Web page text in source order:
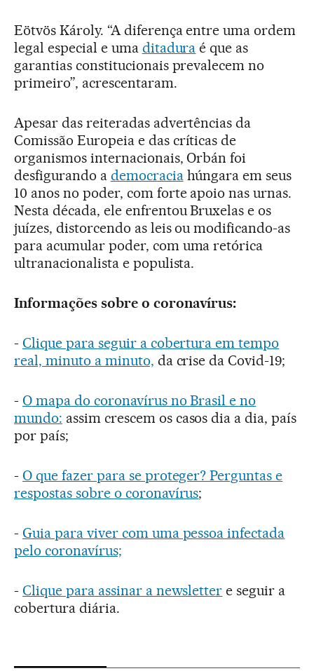
Eötvös Károly. “A diferença entre uma ordem
legal especial e uma ditadura é que as
garantias constitucionais prevalecem no
primeiro”, acrescentaram.
Apesar das reiteradas advertências da
Comissão Europeia e das críticas de
organismos internacionais, Orbán foi
desfigurando a democraciahúngara em seus
10 anos no poder, com forte apoio nas urnas.
Nesta década, ele enfrentou Bruxelas e os
juízes, distorcendo as leis ou modificando-as
para acumular poder, com uma retórica
ultranacionalista e populista.
Informações sobre o coronavírus:
- Clique para seguir a cobertura em tempo
real, minuto a minuto, da crise da Covid-19;
- O mapa do coronavírus no Brasil e no
mundo: assim crescem os casos dia a dia, país
por país;
- O que fazer para se proteger? Perguntas e
respostas sobre o coronavírus;
- Guia para viver com uma pessoa infectada
pelo coronavírus;
- Clique para assinar a newsletter e seguir a
cobertura diária.